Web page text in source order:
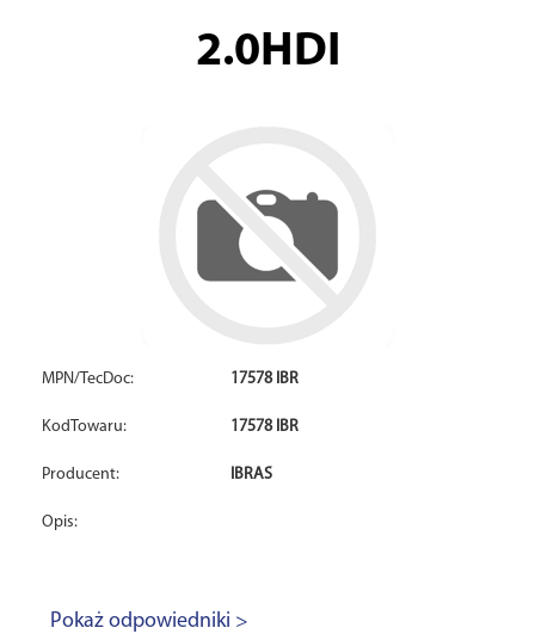
2.0HDI
MPN/TecDoc: 17578 IBR
KodTowaru: 17578 IBR
Producent: IBRAS
Opis:
Pokaż odpowiedniki >